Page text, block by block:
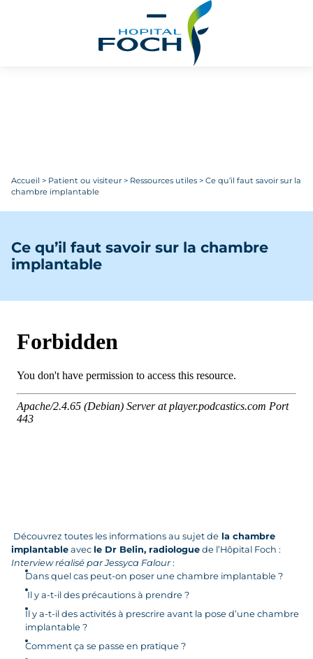
Accueil > Patient ou visiteur > Ressources utiles > Ce qu’il faut savoir sur la
chambre implantable
Ce qu’il faut savoir sur la chambre
implantable
Découvrez toutes les informations au sujet de la chambre
implantable avec le Dr Belin, radiologue de l’Hôpital Foch :
Interview réalisé par Jessyca Falour:
Dans quel cas peut-on poser une chambre implantable ?
Il y a-t-il des précautions à prendre ?
Il y a-t-il des activités à prescrire avant la pose d’une chambre
implantable ?
Comment ça se passe en pratique ?